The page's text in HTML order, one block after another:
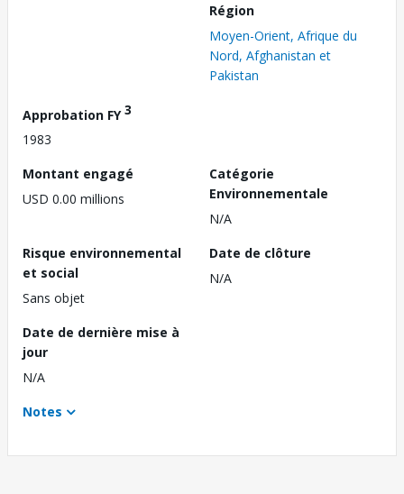
Région
Moyen-Orient, Afrique du
Nord, Afghanistan et
Pakistan
Approbation FY3
1983
Montant engagé
USD 0.00 millions
Catégorie
Environnementale
N/A
Risque environnemental
et social
Sans objet
Date de clôture
N/A
Date de dernière mise à
jour
N/A
Notes